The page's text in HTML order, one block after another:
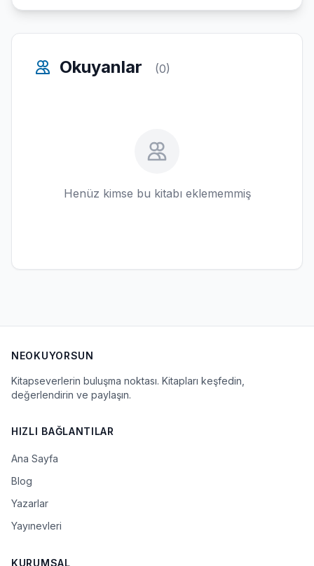
Okuyanlar (0)
Henüz kimse bu kitabı eklememmiş
NEOKUYORSUN
Kitapseverlerin buluşma noktası. Kitapları keşfedin,
değerlendirin ve paylaşın.
HIZLI BAĞLANTILAR
Ana Sayfa
Blog
Yazarlar
Yayınevleri
KURUMSAL